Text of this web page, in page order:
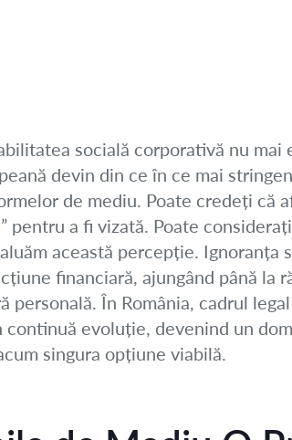
socială corporativă nu mai
devin din ce în ce mai
de mediu. Poate credeți că
pentru a fi vizată. Poate
această percepție. Ignoranța
financiară, ajungând până la
personală. În România, cadrul
continuă evoluție, devenind un
singura opțiune viabilă.